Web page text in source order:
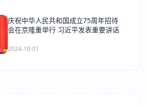
庆祝中华人民共和国成立75周年招待
会在京隆重举行 习近平发表重要讲话
2024-10-01